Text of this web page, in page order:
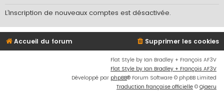
L’inscription de nouveaux comptes est désactivée.
Accueil du forum Supprimer les cookies
Flat Style by Ian Bradley + François AF3V
Flat Style by Ian Bradley + François AF3V
Développé par phpBB® Forum Software © phpBB Limited
Traduction française officielle © Qiaeru